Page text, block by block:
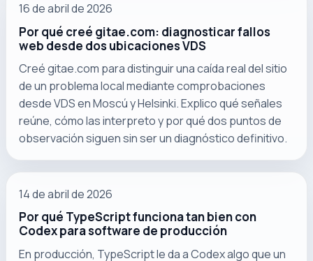
16 de abril de 2026
Por qué creé gitae.com: diagnosticar fallos
web desde dos ubicaciones VDS
Creé gitae.com para distinguir una caída real del sitio
de un problema local mediante comprobaciones
desde VDS en Moscú y Helsinki. Explico qué señales
reúne, cómo las interpreto y por qué dos puntos de
observación siguen sin ser un diagnóstico definitivo.
14 de abril de 2026
Por qué TypeScript funciona tan bien con
Codex para software de producción
En producción, TypeScript le da a Codex algo que un